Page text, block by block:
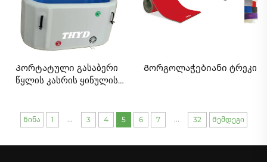
Პორტატული გასაბერი
წყლის კასრის ყინულის
Გორგოლაჭებიანი ტრეკი
Წინა 1 3 4 5 6 7 32 Შემდეგი